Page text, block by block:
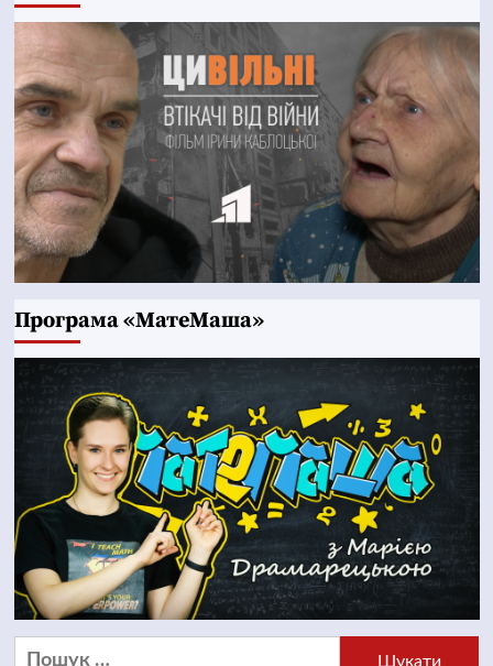
Програма «МатеМаша»
Пошук: